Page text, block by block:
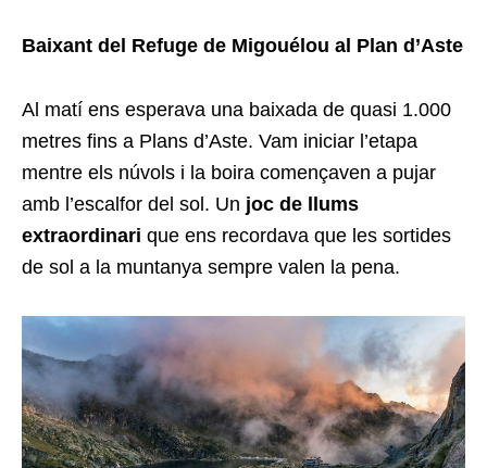
Baixant del Refuge de Migouélou al Plan d’Aste
Al matí ens esperava una baixada de quasi 1.000
metres fins a Plans d’Aste. Vam iniciar l’etapa
mentre els núvols i la boira començaven a pujar
amb l’escalfor del sol. Un joc de llums
extraordinari que ens recordava que les sortides
de sol a la muntanya sempre valen la pena.